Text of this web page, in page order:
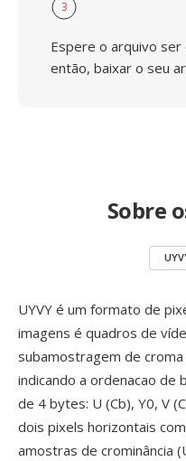
3
Espere o arquivo
então, baixar o seu
Sobre
UYVY é um formato de
imagens é quadros de
subamostragem de croma
indicando a ordenacao de
de 4 bytes: U (Cb), Y0, V
dois pixels horizontais
amostras de crominância